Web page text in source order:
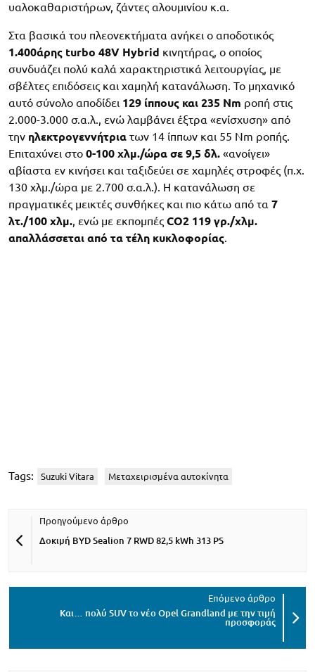
υαλοκαθαριστήρων, ζάντες αλουμινίου κ.α.
Στα βασικά του πλεονεκτήματα ανήκει ο αποδοτικός
1.400άρης turbo 48V Hybrid κινητήρας, ο οποίος
συνδυάζει πολύ καλά χαρακτηριστικά λειτουργίας, με
σβέλτες επιδόσεις και χαμηλή κατανάλωση. Το μηχανικό
αυτό σύνολο αποδίδει 129 ίππους και 235 Nm ροπή στις
2.000-3.000 σ.α.λ., ενώ λαμβάνει έξτρα «ενίσχυση» από
την ηλεκτρογεννήτρια των 14 ίππων και 55 Nm ροπής.
Επιταχύνει στο 0-100 χλμ./ώρα σε 9,5 δλ. «ανοίγει»
αβίαστα εν κινήσει και ταξιδεύει σε χαμηλές στροφές (π.χ.
130 χλμ./ώρα με 2.700 σ.α.λ.). Η κατανάλωση σε
πραγματικές μεικτές συνθήκες και πιο κάτω από τα 7
λτ./100 χλμ., ενώ με εκπομπές CO2 119 γρ./χλμ.
απαλλάσσεται από τα τέλη κυκλοφορίας.
Tags: Suzuki Vitara Μεταχειρισμένα αυτοκίνητα
Δοκιμή BYD Sealion 7 RWD 82,5 kWh 313 PS
Και… πολύ SUV το νέο Opel Grandland με την τιμή
προσφοράς